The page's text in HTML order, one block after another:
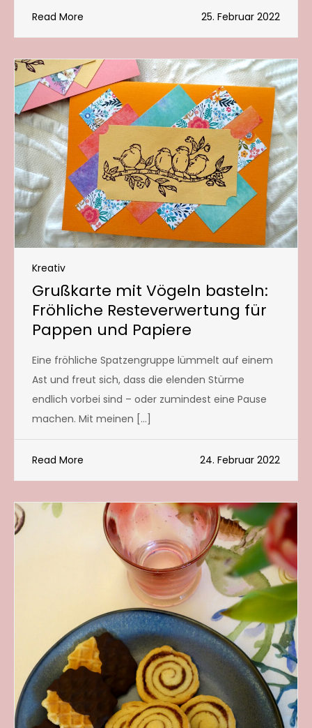
Read More 25. Februar 2022
Kreativ
Grußkarte mit Vögeln basteln:
Fröhliche Resteverwertung für
Pappen und Papiere
Eine fröhliche Spatzengruppe lümmelt auf einem
Ast und freut sich, dass die elenden Stürme
endlich vorbei sind – oder zumindest eine Pause
machen. Mit meinen […]
Read More 24. Februar 2022